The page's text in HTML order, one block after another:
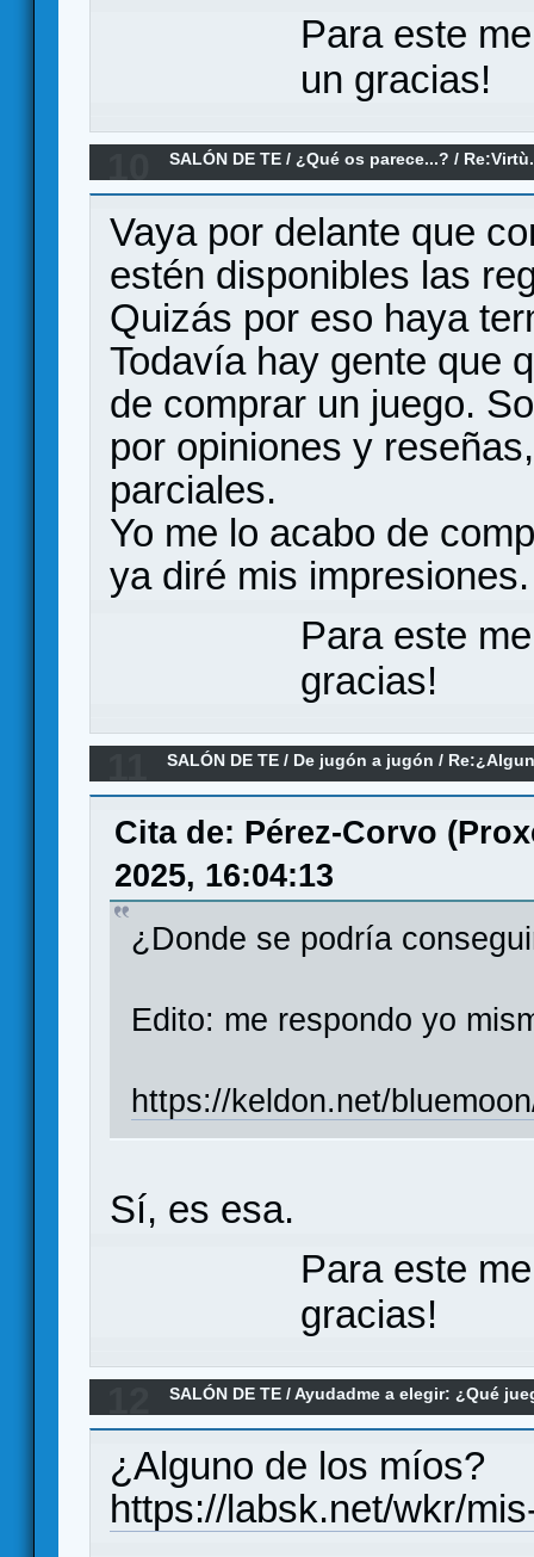
Para este
un gracias!
SALÓN DE TE /¿Qué os parece...? /
Vaya por delante que
estén disponibles las
Quizás por eso haya
Todavía hay gente que
de comprar un juego.
por opiniones y
parciales.
Yo me lo acabo de
ya diré mis impresiones.
Para este
gracias!
SALÓN DE TE / De jugón a jugón /
Cita de: Pérez-Corvo
2025, 16:04:13
¿Donde se podría
Edito: me respondo yo
https://keldon.net/
Sí, es esa.
Para este
gracias!
SALÓN DE TE /Ayudadme a elegir: ¿Qué
¿Alguno de los míos?
https://labsk.net/wkr/